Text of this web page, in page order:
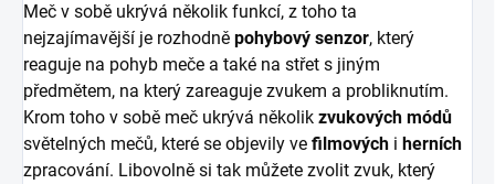
Meč v sobě ukrývá několik funkcí, z toho ta
nejzajímavější je rozhodně pohybový senzor, který
reaguje na pohyb meče a také na střet s jiným
předmětem, na který zareaguje zvukem a probliknutím.
Krom toho v sobě meč ukrývá několik zvukových módů
světelných mečů, které se objevily ve filmových i herních
zpracování. Libovolně si tak můžete zvolit zvuk, který